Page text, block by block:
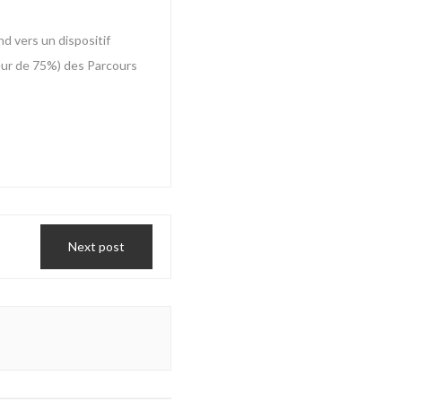
vers un dispositif
de 75%) des Parcours
Next post